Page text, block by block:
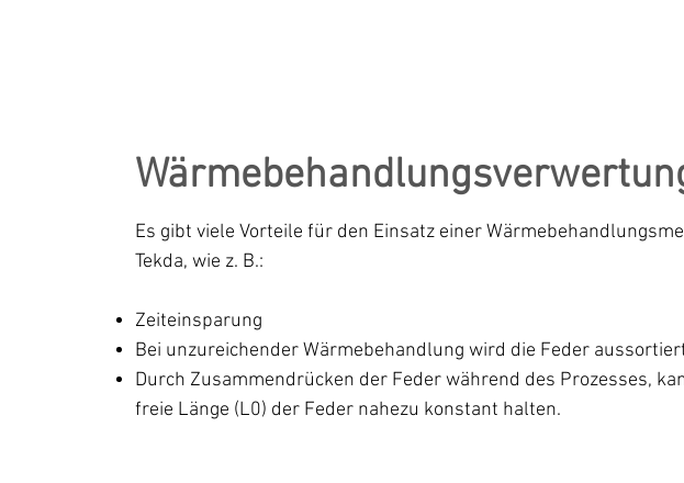
Es gibt viele Vorteile für den Einsatz einer
Tekda, wie z. B.:
Zeiteinsparung
Bei unzureichender Wärmebehandlung wird die Feder
Durch Zusammendrücken der Feder während des Prozesses,
freie Länge (L0) der Feder nahezu konstant halten.